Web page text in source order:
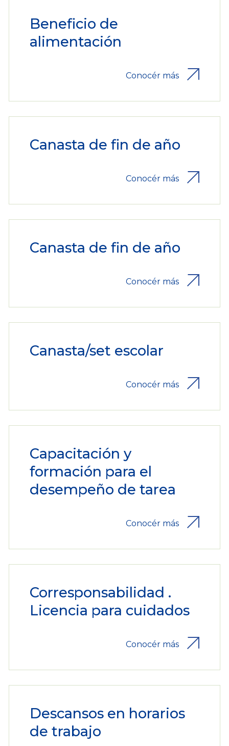
Beneficio de
alimentación
Conocér más
Canasta de fin de año
Conocér más
Canasta de fin de año
Conocér más
Canasta/set escolar
Conocér más
Capacitación y
formación para el
desempeño de tarea
Conocér más
Corresponsabilidad .
Licencia para cuidados
Conocér más
Descansos en horarios
de trabajo